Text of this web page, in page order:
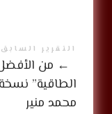
التقرير السابق
← من
الطاقية”
محمد منير